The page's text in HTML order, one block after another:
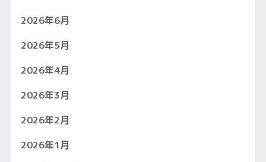
2026年6月
2026年5月
2026年4月
2026年3月
2026年2月
2026年1月